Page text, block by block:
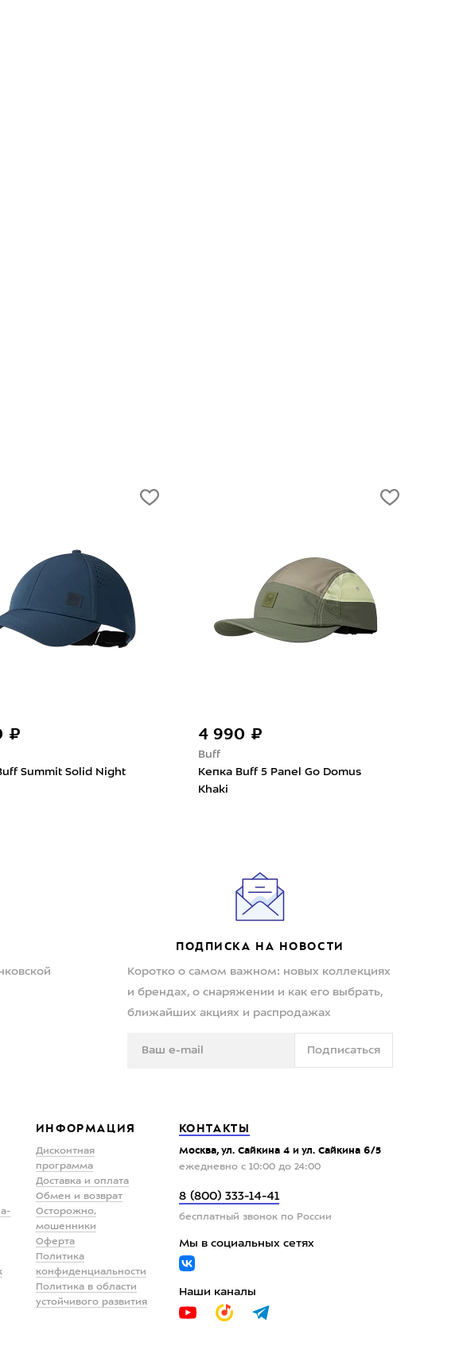
с плохим
₽
Summit Solid Night
4 990 ₽
Buff
Кепка Buff 5 Panel Go Domus
Khaki
ПОДПИСКА НА НОВОСТИ
Коротко о самом важном: новых коллекциях
и брендах, о снаряжении и как его выбрать,
ближайших акциях и распродажах
Подписаться
ИНФОРМАЦИЯ
Дисконтная
программа
Доставка и оплата
Обмен и возврат
Осторожно,
мошенники
Оферта
Политика
конфиденциальности
Политика в области
устойчивого развития
КОНТАКТЫ
Москва, ул. Сайкина 4 и ул. Сайкина 6/5
ежедневно с 10:00 до 24:00
8 (800) 333-14-41
бесплатный звонок по России
Мы в социальных сетях
Наши каналы